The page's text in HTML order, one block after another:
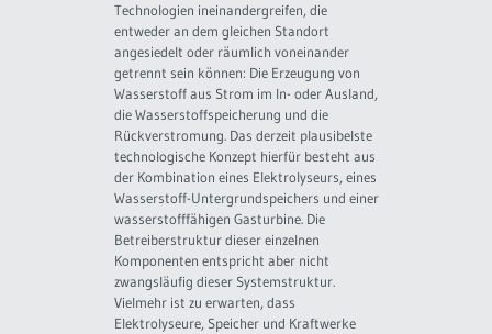
Technologien ineinandergreifen, die
entweder an dem gleichen Standort
angesiedelt oder räumlich voneinander
getrennt sein können: Die Erzeugung von
Wasserstoff aus Strom im In- oder Ausland,
die Wasserstoffspeicherung und die
Rückverstromung. Das derzeit plausibelste
technologische Konzept hierfür besteht aus
der Kombination eines Elektrolyseurs, eines
Wasserstoff-Untergrundspeichers und einer
wasserstofffähigen Gasturbine. Die
Betreiberstruktur dieser einzelnen
Komponenten entspricht aber nicht
zwangsläufig dieser Systemstruktur.
Vielmehr ist zu erwarten, dass
Elektrolyseure, Speicher und Kraftwerke